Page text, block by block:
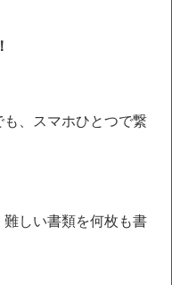
、スマホひとつで繋
しい書類を何枚も書